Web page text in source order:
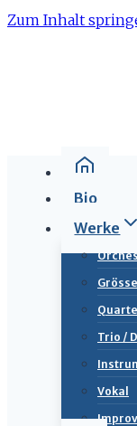
Zum Inhalt
Bio
Werke
Trio /
Vokal